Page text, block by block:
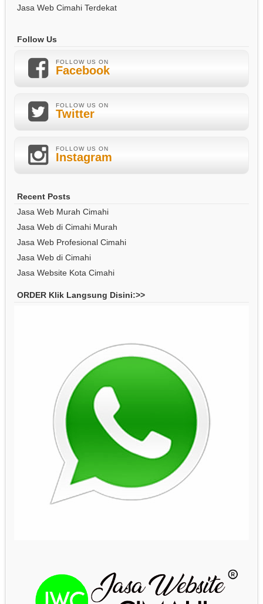
Jasa Web Cimahi Terdekat
Follow Us
FOLLOW US ON
Facebook
FOLLOW US ON
Twitter
FOLLOW US ON
Instagram
Recent Posts
Jasa Web Murah Cimahi
Jasa Web di Cimahi Murah
Jasa Web Profesional Cimahi
Jasa Web di Cimahi
Jasa Website Kota Cimahi
ORDER Klik Langsung Disini:>>